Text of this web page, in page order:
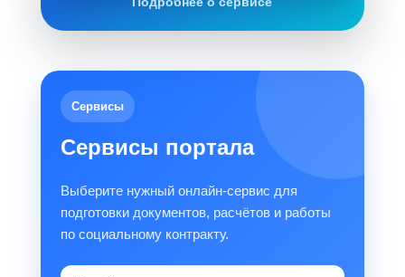
Сервисы
Сервисы портала
Выберите нужный онлайн-сервис для
подготовки документов, расчётов и работы
по социальному контракту.